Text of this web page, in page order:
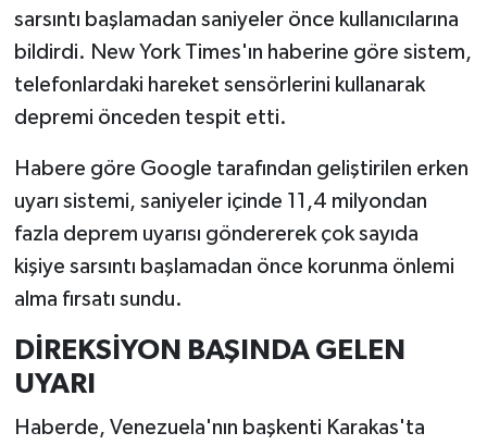
sarsıntı başlamadan saniyeler önce kullanıcılarına
bildirdi. New York Times'ın haberine göre sistem,
telefonlardaki hareket sensörlerini kullanarak
depremi önceden tespit etti.
Habere göre Google tarafından geliştirilen erken
uyarı sistemi, saniyeler içinde 11,4 milyondan
fazla deprem uyarısı göndererek çok sayıda
kişiye sarsıntı başlamadan önce korunma önlemi
alma fırsatı sundu.
DİREKSİYON BAŞINDA GELEN
UYARI
Haberde, Venezuela'nın başkenti Karakas'ta